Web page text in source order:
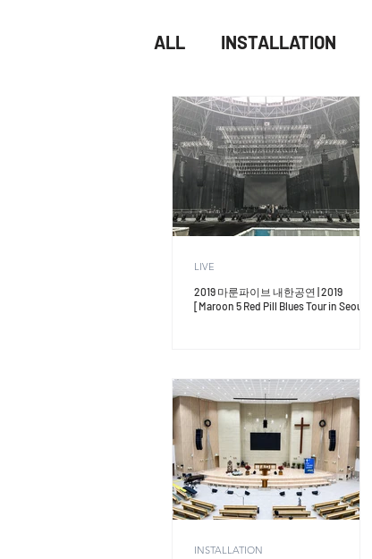
ALL INSTALLATION
2019 마룬파이브 내한공연 | 2019
[Maroon 5 Red Pill Blues Tour in Seoul]
LIVE
INSTALLATION